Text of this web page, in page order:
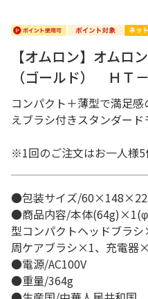
【オムロン】オムロ
（ゴールド） ＨＴ
コンパクト＋薄型で満足
えブラシ付きスタンダード
※1回のご注文はお一人様5
●包装サイズ/
●商品内容/本体
型コンパクトヘッドブラ
周ケアブラシ×1、充電
●電源/AC100V
●重量/364g